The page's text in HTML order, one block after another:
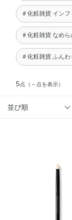
＃化粧雑貨 インフ
＃化粧雑貨 なめら
＃化粧雑貨 ふんわ
5点 （～点を表示）
並び順